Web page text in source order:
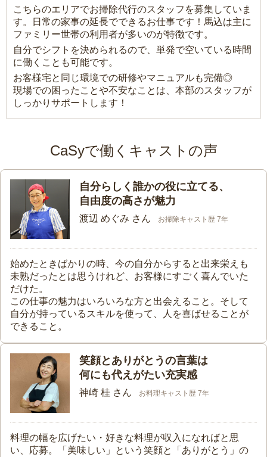
こちらのエリアでお掃除代行のスタッフを募集していま
す。日常の家事の延長でできるお仕事です！馬込は主に
ファミリー世帯の利用者が多いのが特徴です。
自分でシフトを決められるので、単発で空いている時間
に働くことも可能です。
お客様宅と同じ環境での研修やマニュアルも完備◎
現場での困ったことや不安なことは、本部のスタッフが
しっかりサポートします！
CaSyで働くキャストの声
自分らしく誰かの役に立てる、
自由度の高さが魅力
渡辺 めぐみ さん お掃除キャスト歴 7年
始めたときばかりの時、今の自分からすると出来栄えも
未熟だったとは思うけれど、お客様にすごく喜んでいた
だけた。
この仕事の魅力はいろいろな方と出会えること。そして
自分が持っているスキルを使って、人を喜ばせることが
できること。
笑顔とありがとうの言葉は
何にも代えがたい充実感
神崎 桂 さん お料理キャスト歴 7年
料理の幅を広げたい・好きな料理が収入になればと思
い、応募。「美味しい」という笑顔と「ありがとう」の